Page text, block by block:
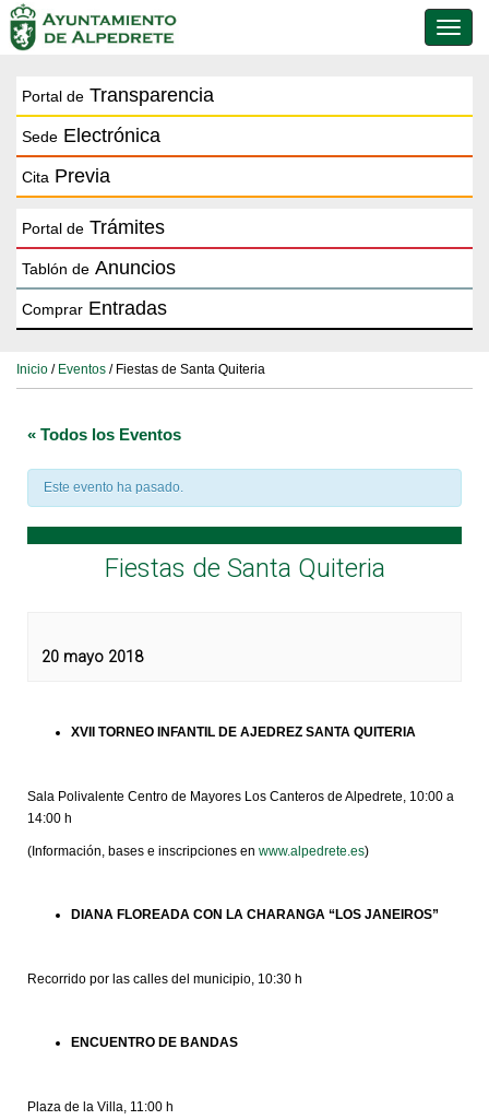
de
Portal de Transparencia
Sede Electrónica
Cita Previa
Portal de Trámites
Tablón de Anuncios
Comprar Entradas
Inicio / Eventos / Fiestas de Santa Quiteria
« Todos los Eventos
Este evento ha pasado.
Fiestas de Santa Quiteria
20 mayo 2018
XVII TORNEO INFANTIL DE AJEDREZ SANTA QUITERIA
Sala Polivalente Centro de Mayores Los Canteros de Alpedrete, 10:00 a
14:00 h
(Información, bases e inscripciones en www.alpedrete.es)
DIANA FLOREADA CON LA CHARANGA “LOS JANEIROS”
Recorrido por las calles del municipio, 10:30 h
ENCUENTRO DE BANDAS
Plaza de la Villa, 11:00 h